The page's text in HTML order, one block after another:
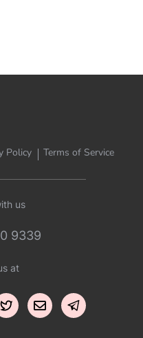
Modi
Policy Terms of Service
us
9339
at